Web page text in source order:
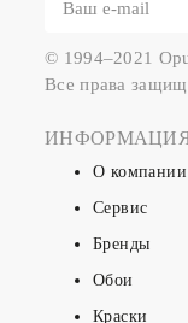
© 1994–2021
Все права
О компании
Сервис
Бренды
Обои
Краски